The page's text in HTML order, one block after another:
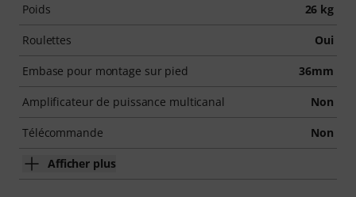
Poids 26 kg
Roulettes Oui
Embase pour montage sur pied 36mm
Amplificateur de puissance multicanal Non
Télécommande Non
Afficher plus